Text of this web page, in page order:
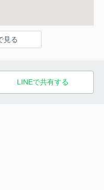
見る
LINEで共有する